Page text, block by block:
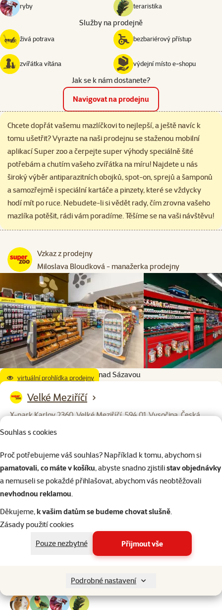
Souhlas s cookies
Proč potřebujeme váš souhlas? Například k tomu, abychom si
pamatovali, co máte v košíku, abyste snadno zjistilistav objednávky
a nemuseli se pokaždé přihlašovat, abychom vás neobtěžovali
nevhodnou reklamou.
Děkujeme,k vašim datům se budeme chovat slušně.
Zásady použití cookies
Pouze nezbytné
Přijmout vše
Podrobné nastavení
ryby teraristika
Služby na prodejně
živá potrava bezbariérový přístup
zvířátka vítána výdejní místo e‑shopu
Jak se k nám dostanete?
Navigovat na prodejnu
Vzkaz z prodejny
Chcete dopřát vašemu mazlíčkovi to nejlepší, a ještě navíc k
tomu ušetřit? Vyrazte na naši prodejnu se staženou mobilní
aplikací Super zoo a čerpejte super výhody speciálně šité
potřebám a chutím vašeho zvířátka na míru! Najdete u nás
široký výběr antiparazitních obojků, spot-on, sprejů a šamponů
a samozřejmě i speciální kartáče a pinzety, které se vždycky
hodí mít po ruce. Nebudete-li si vědět rady, čím zrovna vašeho
mazlíka potěšit, rádi vám poradíme. Těšíme se na vaši návštěvu!
Miloslava Bloudková - manažerka prodejny
virtuální prohlídka prodejnyŽďár nad Sázavou
Velké Meziříčí
X-park Karlov 2360, Velké Meziříčí, 594 01, Vysočina, Česká
republika
Po – Ne: 9:00 – 20:00
Havlíčkův Brod II
OC Stříbrný dvůr Žižkova 4449, Havlíčkův Brod, 580 01,
Vysočina, Česká republika
Po – Ne: 9:00 – 20:00